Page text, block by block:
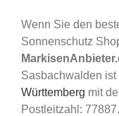
Wenn Sie den
Sonnenschutz
Sasbachwalden
Württemberg mit
Postleitzahl: